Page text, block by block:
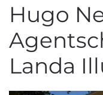
Hugo
Landa